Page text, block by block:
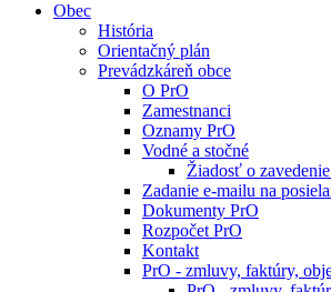
Obec
História
Orientačný plán
Prevádzkáreň obce
O PrO
Zamestnanci
Oznamy PrO
Vodné a stočné
Žiadosť o
Zadanie e-mailu na
Dokumenty PrO
Rozpočet PrO
Kontakt
PrO - zmluvy, faktúry,